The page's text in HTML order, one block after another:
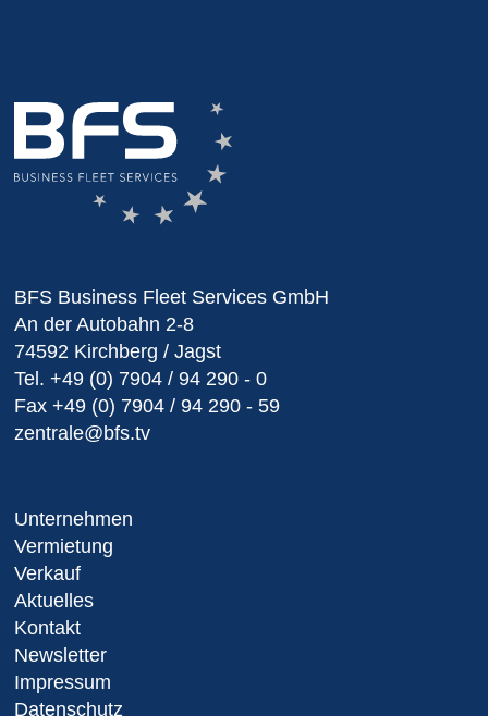
BFS Business Fleet Services GmbH
An der Autobahn 2-8
74592 Kirchberg / Jagst
Tel. +49 (0) 7904 / 94 290 - 0
Fax +49 (0) 7904 / 94 290 - 59
zentrale@bfs.tv
Unternehmen
Vermietung
Verkauf
Aktuelles
Kontakt
Newsletter
Impressum
Datenschutz